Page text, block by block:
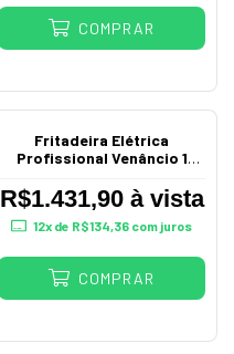
COMPRAR
Fritadeira Elétrica
Profissional Venâncio 1
R$1.431,90 à vista
12x de R$134,36com juros
COMPRAR